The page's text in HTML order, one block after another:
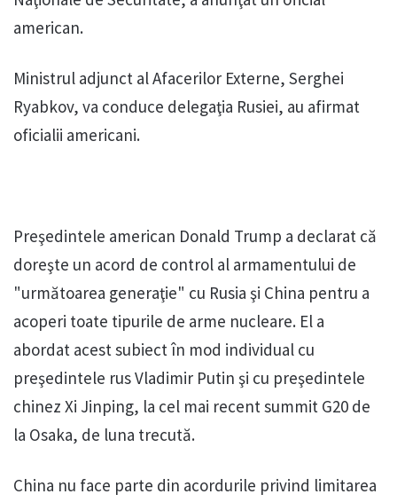
american.
Ministrul adjunct al Afacerilor Externe, Serghei
Ryabkov, va conduce delegaţia Rusiei, au afirmat
oficialii americani.
Preşedintele american Donald Trump a declarat că
doreşte un acord de control al armamentului de
"următoarea generaţie" cu Rusia şi China pentru a
acoperi toate tipurile de arme nucleare. El a
abordat acest subiect în mod individual cu
preşedintele rus Vladimir Putin şi cu preşedintele
chinez Xi Jinping, la cel mai recent summit G20 de
la Osaka, de luna trecută.
China nu face parte din acordurile privind limitarea